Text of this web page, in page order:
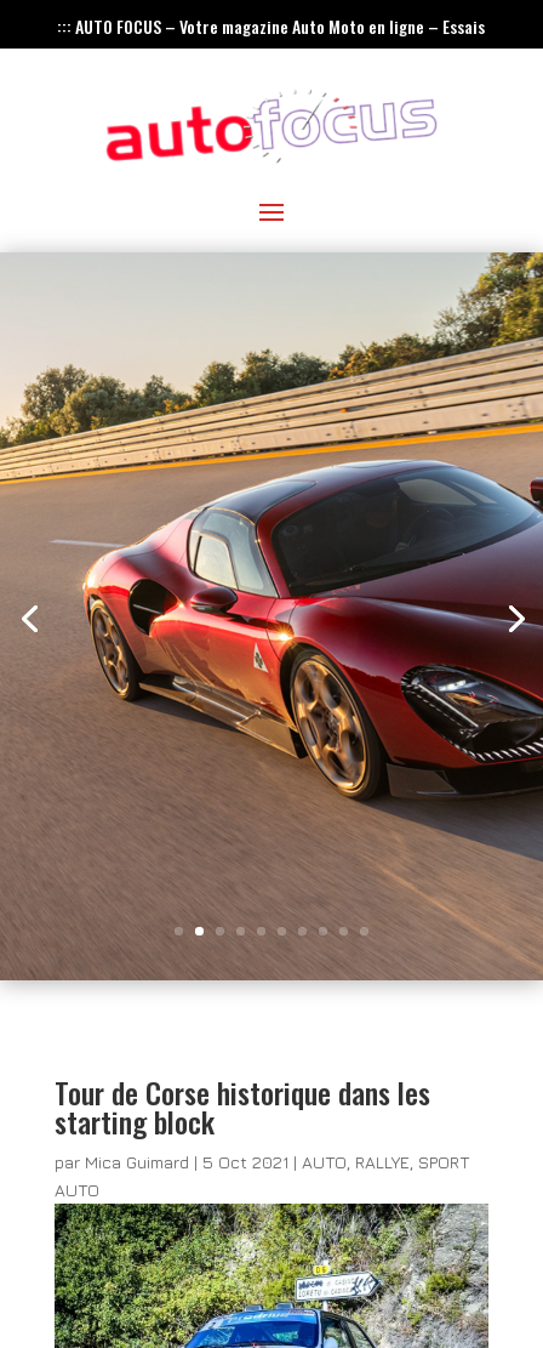
::: AUTO FOCUS – Votre magazine Auto Moto en ligne – Essais
– Actualités – Innovations – Rétro :::
Tour de Corse historique dans les
starting block
par Mica Guimard | 5 Oct 2021 | AUTO RALLYE SPORT
AUTO